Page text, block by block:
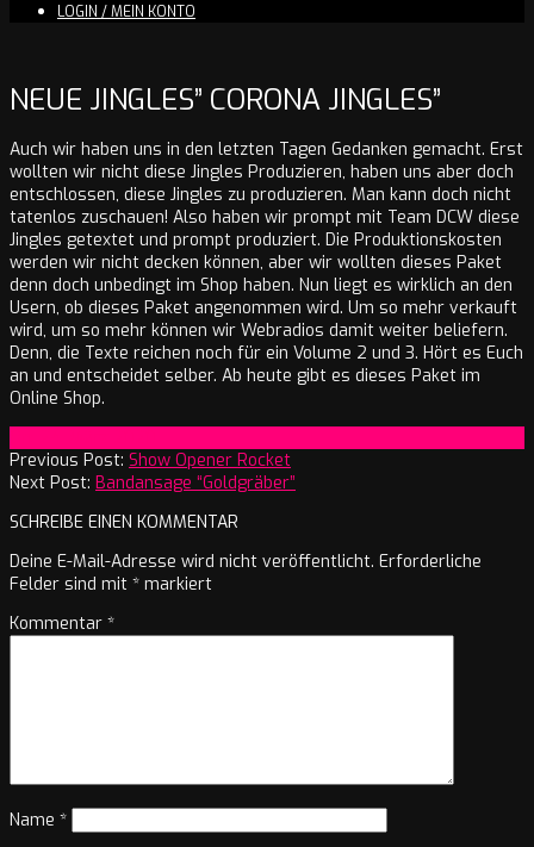
LOGIN / MEIN KONTO
NEUE JINGLES” CORONA JINGLES”
Auch wir haben uns in den letzten Tagen Gedanken gemacht. Erst
wollten wir nicht diese Jingles Produzieren, haben uns aber doch
entschlossen, diese Jingles zu produzieren. Man kann doch nicht
tatenlos zuschauen! Also haben wir prompt mit Team DCW diese
Jingles getextet und prompt produziert. Die Produktionskosten
werden wir nicht decken können, aber wir wollten dieses Paket
denn doch unbedingt im Shop haben. Nun liegt es wirklich an den
Usern, ob dieses Paket angenommen wird. Um so mehr verkauft
wird, um so mehr können wir Webradios damit weiter beliefern.
Denn, die Texte reichen noch für ein Volume 2 und 3. Hört es Euch
an und entscheidet selber. Ab heute gibt es dieses Paket im
Online Shop.
03-
24
Previous Post: Show Opener Rocket
Next Post: Bandansage “Goldgräber”
SCHREIBE EINEN KOMMENTAR
Deine E-Mail-Adresse wird nicht veröffentlicht. Erforderliche
Felder sind mit * markiert
Kommentar *
Name *